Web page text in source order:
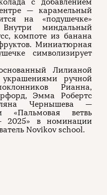
с добавлением
— карамельный
на «подушечке»
миндальный
компоте из банана
Миниатюрная
символизирует
Лилианой
украшениями ручной
Рианна,
Эмма Робертс
Чернышева —
«Пальмовая ветвь
2025» в номинации
Novikov school.